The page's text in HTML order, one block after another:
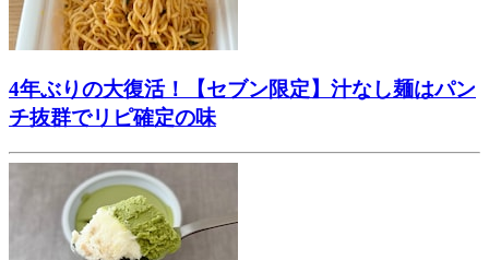
4年ぶりの大復活！【セブン限定】汁なし麺はパン
チ抜群でリピ確定の味